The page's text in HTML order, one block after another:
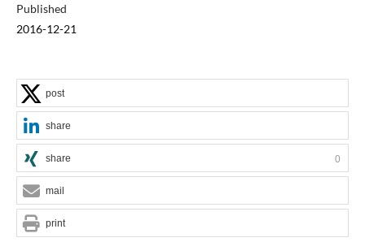
Published
2016-12-21
post
share
share 0
mail
print